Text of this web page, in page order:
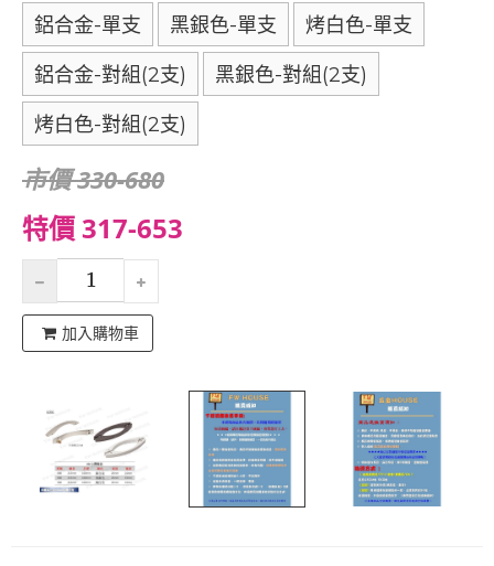
鋁合金-單支 黑銀色-單支 烤白色-單支
鋁合金-對組(2支) 黑銀色-對組(2支)
烤白色-對組(2支)
市價 330-680
特價 317-653
加入購物車